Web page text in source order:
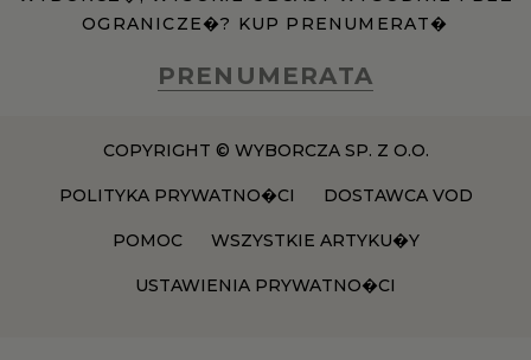
OGRANICZE�? KUP PRENUMERAT�
PRENUMERATA
COPYRIGHT © WYBORCZA SP. Z O.O.
POLITYKA PRYWATNO�CI DOSTAWCA VOD
POMOC WSZYSTKIE ARTYKU�Y
USTAWIENIA PRYWATNO�CI